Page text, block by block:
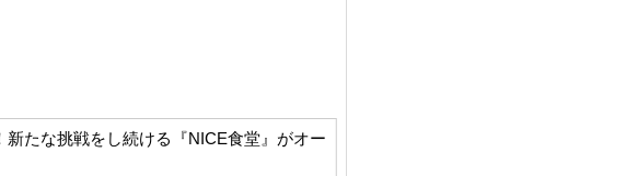
たな挑戦をし続ける『NICE食堂』がオー